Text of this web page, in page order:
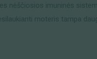
nėščiosios imuninės
moteris tampa